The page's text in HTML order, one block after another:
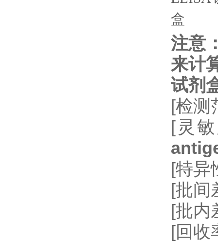
注意
来计
试剂
[检测
[灵
[特异
[批间
[批内
[回收